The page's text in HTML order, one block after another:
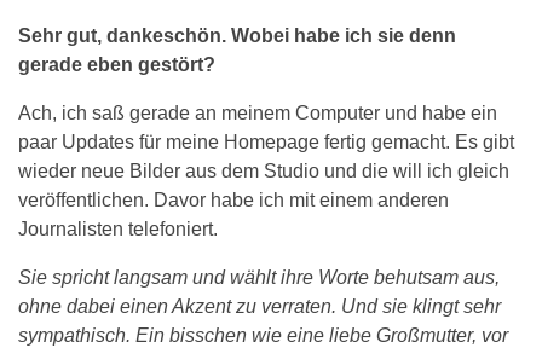
Sehr gut, dankeschön. Wobei habe ich sie denn
gerade eben gestört?
Ach, ich saß gerade an meinem Computer und habe ein
paar Updates für meine Homepage fertig gemacht. Es gibt
wieder neue Bilder aus dem Studio und die will ich gleich
veröffentlichen. Davor habe ich mit einem anderen
Journalisten telefoniert.
Sie spricht langsam und wählt ihre Worte behutsam aus,
ohne dabei einen Akzent zu verraten. Und sie klingt sehr
sympathisch. Ein bisschen wie eine liebe Großmutter, vor